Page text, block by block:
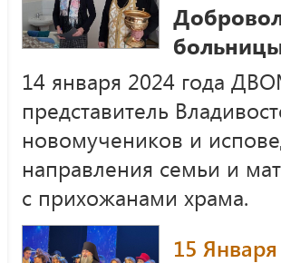
14 января 2024 года
представитель
новомучеников и
направления семьи и
с прихожанами храма.
15